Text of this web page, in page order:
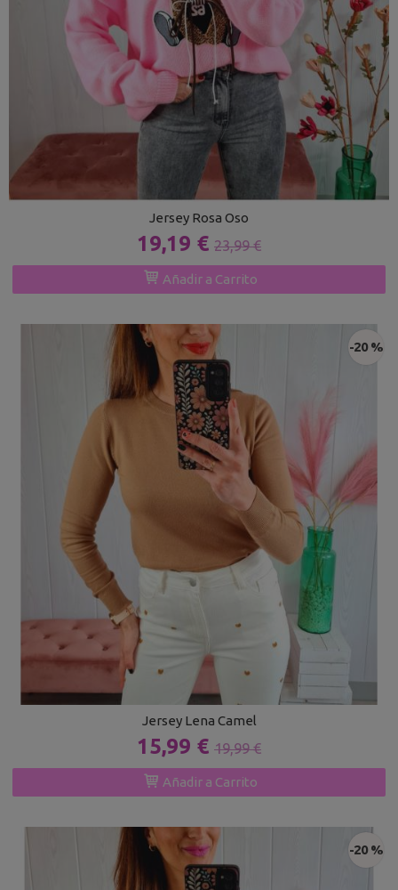
Jersey Rosa Oso
19,19 € 23,99 €
Añadir a Carrito
-20 %
Jersey Lena Camel
15,99 € 19,99 €
Añadir a Carrito
-20 %